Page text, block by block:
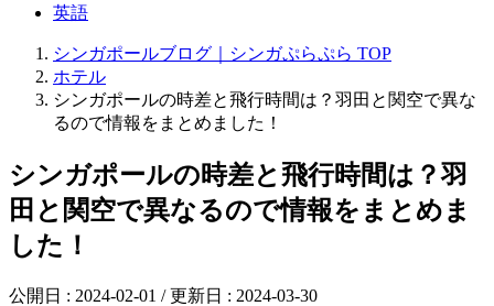
英語
シンガポールブログ｜シンガぷらぷら TOP
ホテル
シンガポールの時差と飛行時間は？羽田と関空で異な
るので情報をまとめました！
シンガポールの時差と飛行時間は？羽
田と関空で異なるので情報をまとめま
した！
公開日 : 2024-02-01 / 更新日 : 2024-03-30